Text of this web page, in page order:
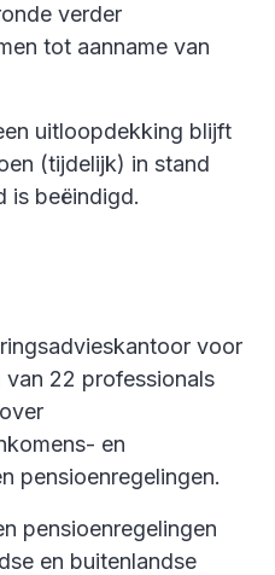
verder
tot aanname van
uitloopdekking blijft
(tijdelijk) in stand
is beëindigd.
voor
22 professionals
en
pensioenregelingen.
pensioenregelingen
en buitenlandse